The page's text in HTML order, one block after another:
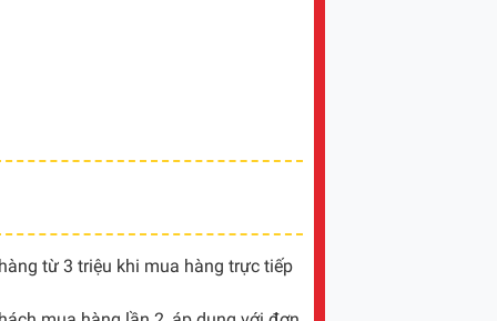
từ 3 triệu khi mua hàng trực tiếp